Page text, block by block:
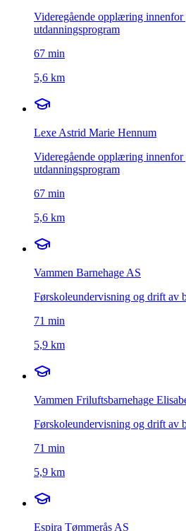
Videregående opplæring innenfor
utdanningsprogram
67 min
5,6 km
Lexe Astrid Marie Hennum
Videregående opplæring innenfor
utdanningsprogram
67 min
5,6 km
Vammen Barnehage AS
Førskoleundervisning og drift av
71 min
5,9 km
Vammen Friluftsbarnehage
Førskoleundervisning og drift av
71 min
5,9 km
Espira Tømmerås AS